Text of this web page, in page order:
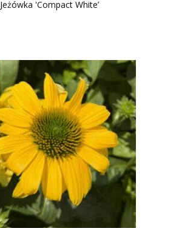
Jeżówka 'Compact White’